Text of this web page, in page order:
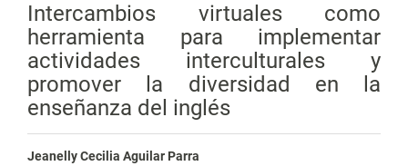
Intercambios virtuales como
herramienta para implementar
actividades interculturales y
promover la diversidad en la
enseñanza del inglés
Jeanelly Cecilia Aguilar Parra